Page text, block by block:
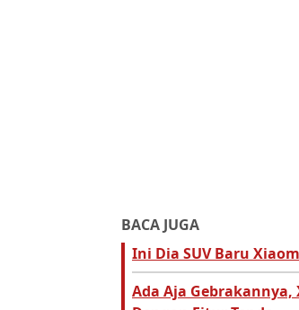
BACA JUGA
Ini Dia SUV Baru
Ada Aja Gebrakannya,